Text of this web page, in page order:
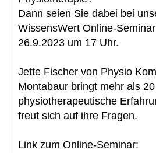
Dann seien Sie dabei bei
WissensWert Online-
26.9.2023 um 17 Uhr.
Jette Fischer von Physio
Montabaur bringt mehr als
physiotherapeutische
freut sich auf ihre Fragen.
Link zum Online-Seminar: